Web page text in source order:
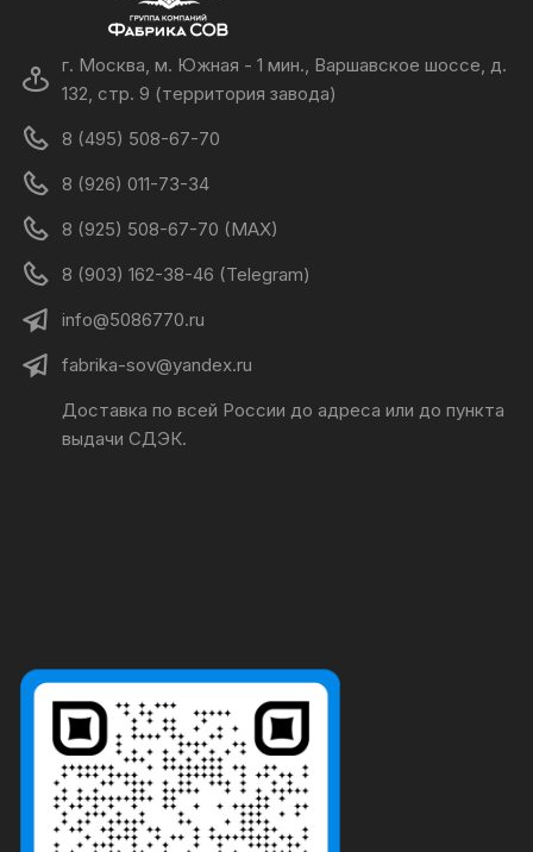
г. Москва, м. Южная - 1 мин., Варшавское шоссе, д.
132, стр. 9 (территория завода)
8 (495) 508-67-70
8 (926) 011-73-34
8 (925) 508-67-70 (MAX)
8 (903) 162-38-46 (Telegram)
info@5086770.ru
fabrika-sov@yandex.ru
Доставка по всей России до адреса или до пункта
выдачи СДЭК.